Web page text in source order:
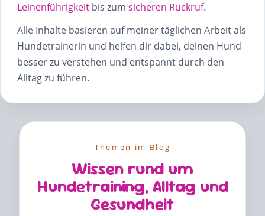
Leinenführigkeit bis zum sicheren Rückruf.
Alle Inhalte basieren auf meiner täglichen Arbeit als
Hundetrainerin und helfen dir dabei, deinen Hund
besser zu verstehen und entspannt durch den
Alltag zu führen.
Themen im Blog
Wissen rund um
Hundetraining, Alltag und
Gesundheit